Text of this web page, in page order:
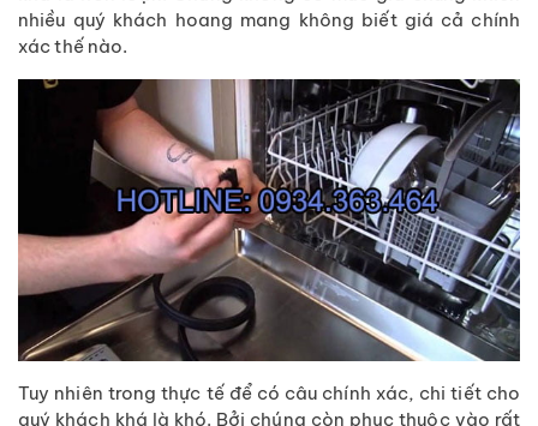
nhiều quý khách hoang mang không biết giá cả chính
xác thế nào.
Tuy nhiên trong thực tế để có câu chính xác, chi tiết cho
quý khách khá là khó. Bởi chúng còn phục thuộc vào rất